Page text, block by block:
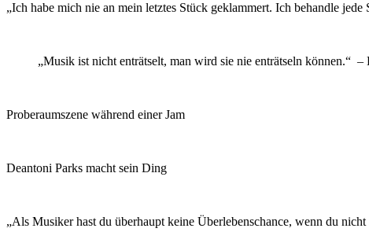
„Ich habe mich nie an mein letztes Stück geklammert. Ich behandle
„Musik ist nicht enträtselt, man wird sie nie enträtseln können.“ –
Proberaumszene während einer Jam
Deantoni Parks macht sein Ding
„Als Musiker hast du überhaupt keine Überlebenschance, wenn du